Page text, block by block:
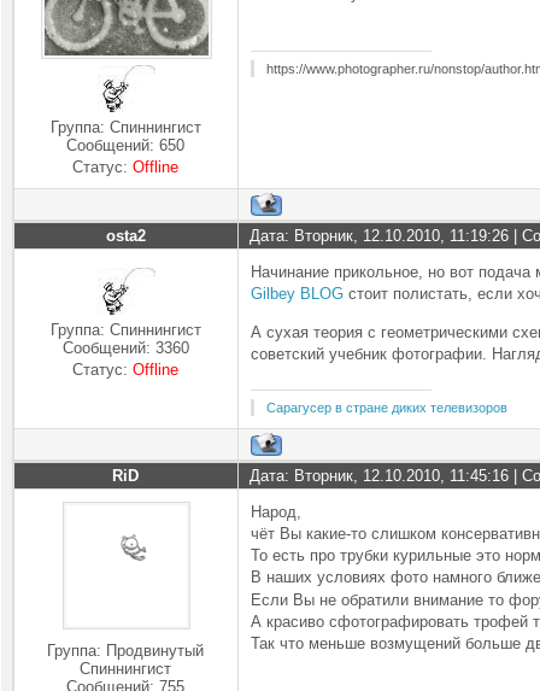
Группа: Спиннингист
Сообщений:650
Статус:Offline
https://www.photographer.ru/nonstop/
osta2 Дата: Вторник, 12.10.2010, 11:19:26 |
Группа: Спиннингист
Сообщений: 3360
Статус:Offline
Начинание прикольное, но вот
Gilbey BLOG стоит полистать, если
А сухая теория с геометрическими
советский учебник фотографии.
Сарагусер в стране диких телевизоров
RiD Дата: Вторник, 12.10.2010, 11:45:16 |
Группа: Продвинутый
Спиннингист
Сообщений:755
Народ,
чёт Вы какие-то слишком
То есть про трубки курильные это
В наших условиях фото намного
Если Вы не обратили внимание то
А красиво сфотографировать трофей
Так что меньше возмущений больше